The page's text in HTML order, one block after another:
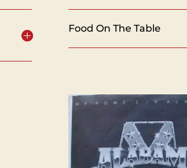
Food On The Table